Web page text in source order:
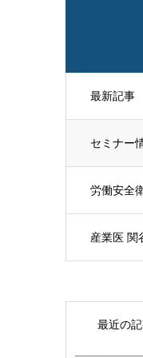
最新記事
セミナー
労働安全
産業医 関
最近の